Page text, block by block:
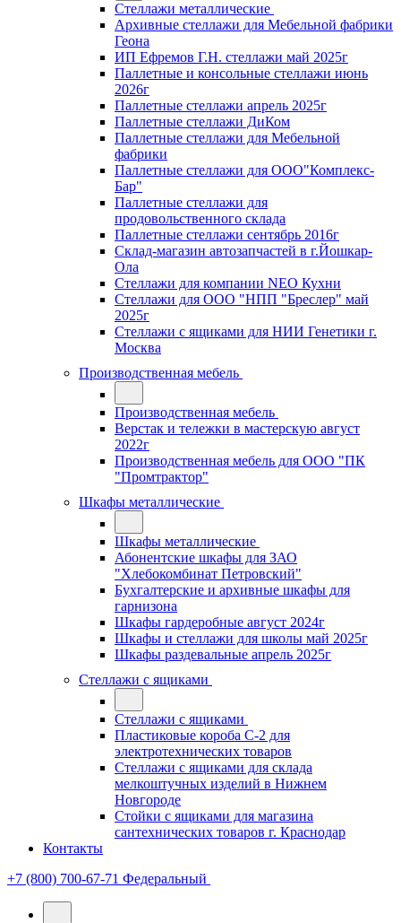
Стеллажи металлические
Архивные стеллажи для Мебельной фабрики
Геона
ИП Ефремов Г.Н. стеллажи май 2025г
Паллетные и консольные стеллажи июнь
2026г
Паллетные стеллажи апрель 2025г
Паллетные стеллажи ДиКом
Паллетные стеллажи для Мебельной
фабрики
Паллетные стеллажи для ООО"Комплекс-
Бар"
Паллетные стеллажи для
продовольственного склада
Паллетные стеллажи сентябрь 2016г
Склад-магазин автозапчастей в г.Йошкар-
Ола
Стеллажи для компании NEO Кухни
Стеллажи для ООО "НПП "Бреслер" май
2025г
Стеллажи с ящиками для НИИ Генетики г.
Москва
Производственная мебель
Производственная мебель
Верстак и тележки в мастерскую август
2022г
Производственная мебель для ООО "ПК
"Промтрактор"
Шкафы металлические
Шкафы металлические
Абонентские шкафы для ЗАО
"Хлебокомбинат Петровский"
Бухгалтерские и архивные шкафы для
гарнизона
Шкафы гардеробные август 2024г
Шкафы и стеллажи для школы май 2025г
Шкафы раздевальные апрель 2025г
Стеллажи с ящиками
Стеллажи с ящиками
Пластиковые короба С-2 для
электротехнических товаров
Стеллажи с ящиками для склада
мелкоштучных изделий в Нижнем
Новгороде
Стойки с ящиками для магазина
сантехнических товаров г. Краснодар
Контакты
+7 (800) 700-67-71 Федеральный